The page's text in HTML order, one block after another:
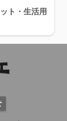
ト・生活用